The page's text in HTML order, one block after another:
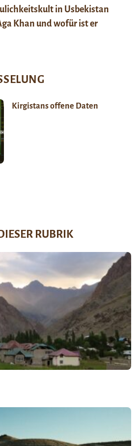
in Usbekistan
Khan und wofür ist er
Kirgistans offene Daten
RUBRIK